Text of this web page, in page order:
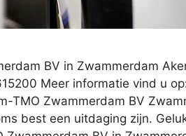
BV in Zwammerdam
Meer informatie vind u
TMO Zwammerdam BV
best een uitdaging zijn.